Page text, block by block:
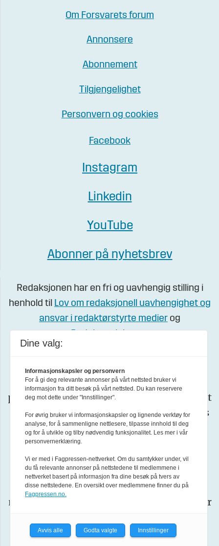
Om Forsvarets forum
Annonsere
Abonnement
Tilgjengelighet
Personvern og cookies
Facebook
Instagram
Linkedin
YouTube
Abonner på nyhetsbrev
Redaksjonen har en fri og uavhengig stilling i
henhold til Lov om redaksjonell uavhengighet og
ansvar i redaktørstyrte medier og
Redaktørplakaten.
Varsom-plakatensregler for god
presseskikk. Den som mener seg rammet
av urettmessig medieomtale, oppfordres
til åta kontakt med redaksjonen
Pressens Faglige Utvalg (PFU)er et
klageorgan oppnevnt av Norsk
Presseforbund som behandler klager
mot mediene i presseetiske spørsmål. For
www.presse.no
Dine valg:
Informasjonskapsler og personvern
For å gi deg relevante annonser på vårt nettsted bruker vi
informasjon fra ditt besøk på vårt nettsted. Du kan reservere
deg mot dette under "Innstillinger".
For øvrig bruker vi informasjonskapsler og lignende verktøy for
analyse, for å sammenligne nettlesere, tilpasse innhold til deg
og for å utvikle og tilby nødvendig funksjonalitet. Les mer i vår
personvernerklæring.
Vi er med i Fagpressen-nettverket. Om du samtykker under, vil
du få relevante annonser på nettstedene til medlemmene i
nettverket basert på informasjon fra dine besøk på tvers av
disse nettstedene. En oversikt over medlemmene finner du på
Fagpressen.no.
Avvis alle Godta valgte Innstillinger